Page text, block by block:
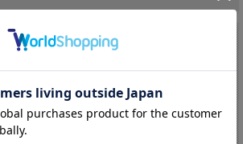
「銀河特急 ミルキー☆サブウェイ」の描き起こしミニ
トレーディングつながるアクリルスタンドが登場！